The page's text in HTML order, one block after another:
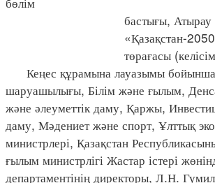
бастығы, Атырау
«Қазақстан-2050»
төрағасы (келісім
Кеңес құрамына лауазымы
шаруашылығы, Білім және ғылым,
және әлеуметтік даму, Қаржы,
даму, Мәдениет және спорт, Ұлттық
министрлері, Қазақстан
ғылым министрлігі Жастар істері
департаментінің директоры, Л.Н.